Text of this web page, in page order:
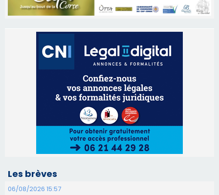
Les brèves
Ucciani – Marché des producteurs à Cruculi le
Corte – L’association A Nuciola organise une
projection sous les étoiles
Alata - Soirée Tango Argentin au stade de San
Benedetto